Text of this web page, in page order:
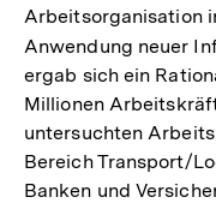
Arbeitsorganisation
Anwendung neuer
ergab sich ein
Millionen
untersuchten
Bereich Transport/
Banken und